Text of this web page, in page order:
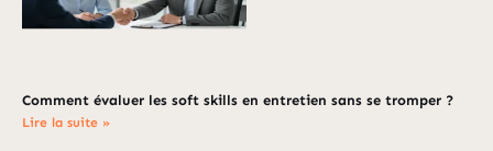
Comment évaluer les soft skills en entretien sans se tromper ?
Lire la suite »